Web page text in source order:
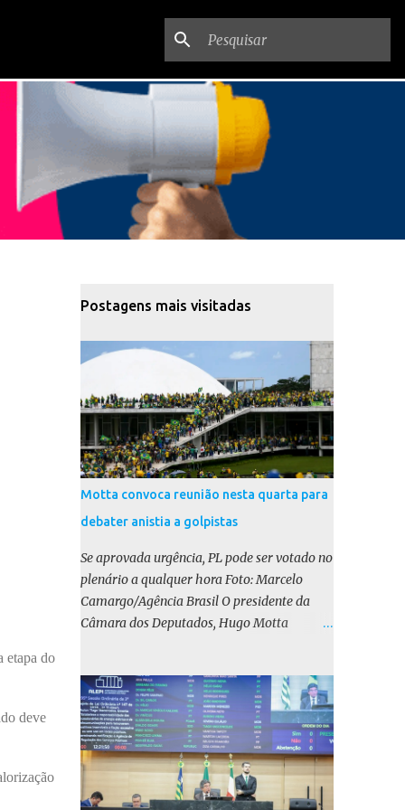
etapa do
deve
Postagens mais visitadas
Motta convoca reunião nesta quarta para
debater anistia a golpistas
Se aprovada urgência, PL pode ser votado no
plenário a qualquer hora Foto: Marcelo
Camargo/Agência Brasil O presidente da
Câmara dos Deputados, Hugo Motta
líderes para discutir a votação da urgência
para o projeto de lei (PL) que prevê a anistia
aos condenados por tentativa de golpe de
Estado. Motta disse, em uma rede social, que
a reunião vai “deliberar sobre a urgência dos
projetos que tratam do acontecido em 8 de